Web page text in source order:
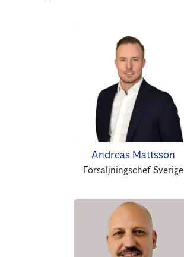
Andreas Mattsson
Försäljningschef Sverige